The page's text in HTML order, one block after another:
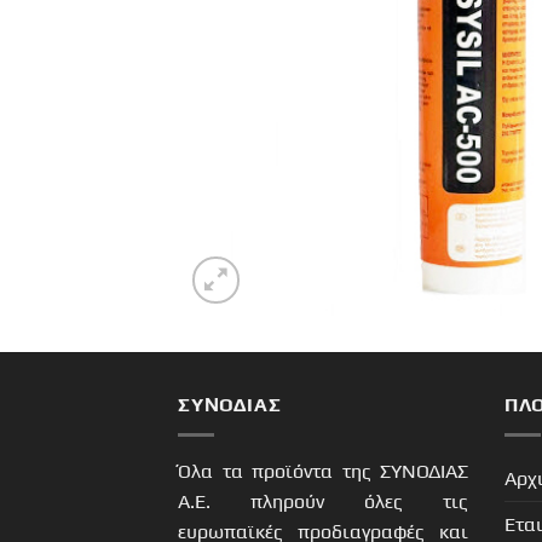
ΣΥΝΟΔΙΑΣ
Όλα τα προϊόντα της ΣΥΝΟΔΙΑΣ
Α.Ε. πληρούν όλες τις
ευρωπαϊκές προδιαγραφές και